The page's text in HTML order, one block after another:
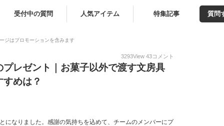
受付中の質問 人気アイテム 特集記事 質問
ジはプロモーションを含みます
3293View 43コメント
レゼント｜お菓子以外で渡す文房具
めは？
になりました。感謝の気持ちを込めて、チームのメンバーにプ